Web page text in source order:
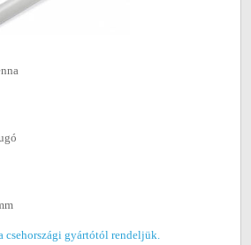
csehországi gyártótól rendeljük.